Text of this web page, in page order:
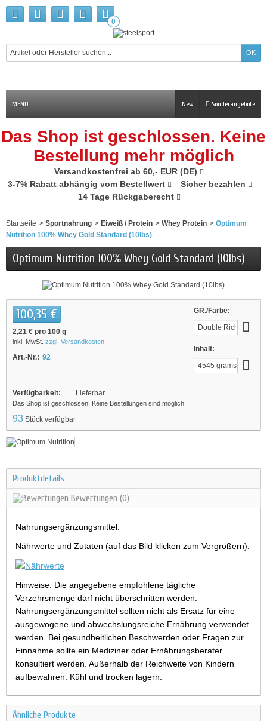
0
MENU Sonderangebote
New
Das Shop ist geschlossen. Keine
Bestellung mehr möglich
Versandkostenfrei ab 60,- EUR (DE)
3-7% Rabatt abhängig vom Bestellwert
Sicher bezahlen
14 Tage Rückgaberecht
Startseite > Sportnahrung > Eiweiß / Protein > Whey Protein > Optimum
Nutrition 100% Whey Gold Standard (10lbs)
Optimum Nutrition 100% Whey Gold Standard (10lbs)
GR./Farbe:
Double Rich
Inhalt:
4545 grams
100,35 €
2,21 € pro 100 g
inkl. MwSt. zzgl. Versandkosten
Art.-Nr.: 92
Verfügbarkeit: Lieferbar
Das Shop ist geschlossen. Keine Bestellungen sind möglich.
93 Stück verfügbar
Produktdetails
Bewertungen (0)
Nahrungsergänzungsmittel.
Nährwerte und Zutaten (auf das Bild klicken zum Vergrößern):
Hinweise: Die angegebene empfohlene tägliche
Verzehrsmenge darf nicht überschritten werden.
Nahrungsergänzungsmittel sollten nicht als Ersatz für eine
ausgewogene und abwechslungsreiche Ernährung verwendet
werden. Bei gesundheitlichen Beschwerden oder Fragen zur
Einnahme sollte ein Mediziner oder Ernährungsberater
konsultiert werden. Außerhalb der Reichweite von Kindern
aufbewahren. Kühl und trocken lagern.
Ähnliche Produkte